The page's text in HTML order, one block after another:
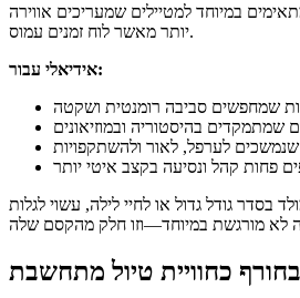
במיוחד למטיילים שמעריכים אווירה
יותר מאשר לוח זמנים עמוס.
אידיאלי עבור:
שמחפשים סביבה רומנטית ושקטה
שמתמקדים בהיסטוריה ובמוזיאונים
לערפל, לאור ולהשתקפויות
פחות קהל ונסיעה בקצב איטי יותר
בסדר גודל גדול או לחיי לילה, עשוי לגלות
בחורף כחוויית טיול מתחשבת